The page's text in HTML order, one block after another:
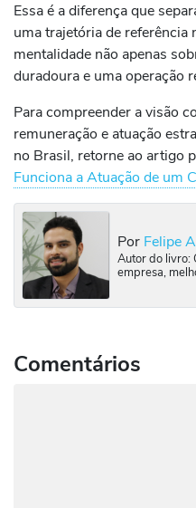
Essa é a diferença que
uma trajetória de referência
mentalidade não apenas
duradoura e uma operação
Para compreender a visão
remuneração e atuação
no Brasil, retorne ao artigo
Funciona a Atuação de um
Por Felipe
Autor do livro:
empresa,
Comentários